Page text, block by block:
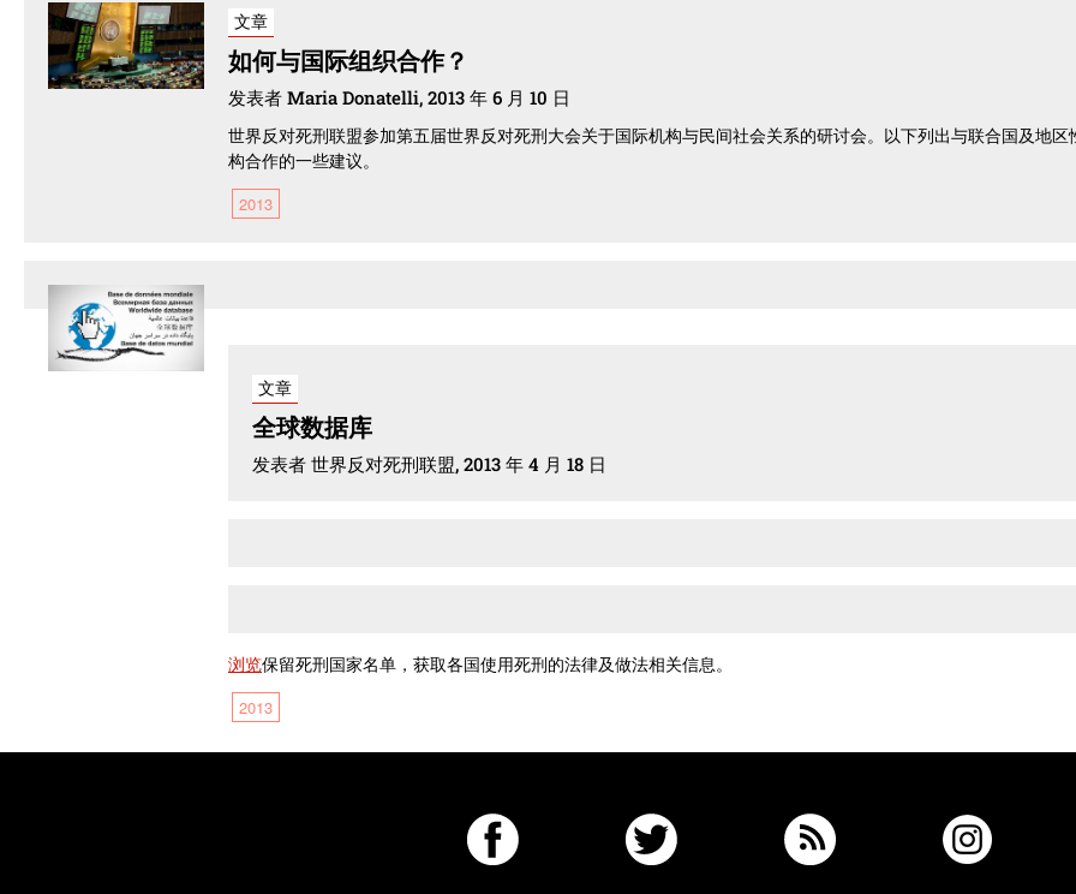
文章
如何与国际组织合作？
发表者 Maria Donatelli, 2013 年 6 月 10 日
世界反对死刑联盟参加第五届世界反对死刑大会关于国际机构与民间社会关系的研讨会。以下列出与联合国及地区
构合作的一些建议。
2013
文章
全球数据库
发表者 世界反对死刑联盟, 2013 年 4 月 18 日
浏览保留死刑国家名单，获取各国使用死刑的法律及做法相关信息。
2013